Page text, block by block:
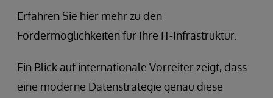
Erfahren Sie hier mehr zu den
Fördermöglichkeiten für Ihre IT-Infrastruktur.
Ein Blick auf internationale Vorreiter zeigt, dass
eine moderne Datenstrategie genau diese